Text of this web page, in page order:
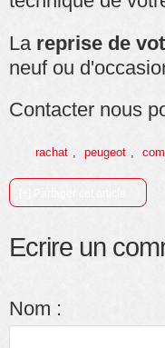
La reprise de
neuf ou
Contacter nous
rachat , peugeot ,
Ecrire un
Nom :